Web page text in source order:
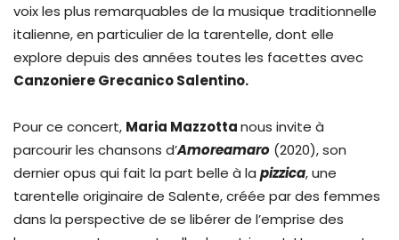
voix les plus remarquables de la musique traditionnelle
italienne, en particulier de la tarentelle, dont elle
explore depuis des années toutes les facettes avec
Canzoniere Grecanico Salentino.
Pour ce concert, Maria Mazzottanous invite à
parcourir les chansons d’Amoreamaro (2020), son
dernier opus qui fait la part belle à la pizzica, une
tarentelle originaire de Salente, créée par des femmes
dans la perspective de se libérer de l’emprise des